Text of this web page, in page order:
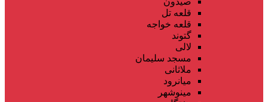
قلعه تل
قلعه خواجه
گتوند
لالی
مسجد سلیمان
ملاثانی
میانرود
مینوشهر